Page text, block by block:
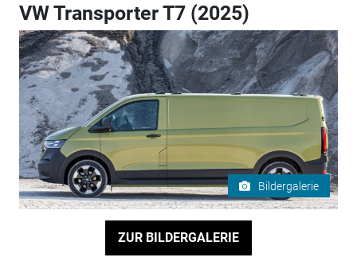
VW Transporter T7 (2025)
Bildergalerie
ZUR BILDERGALERIE